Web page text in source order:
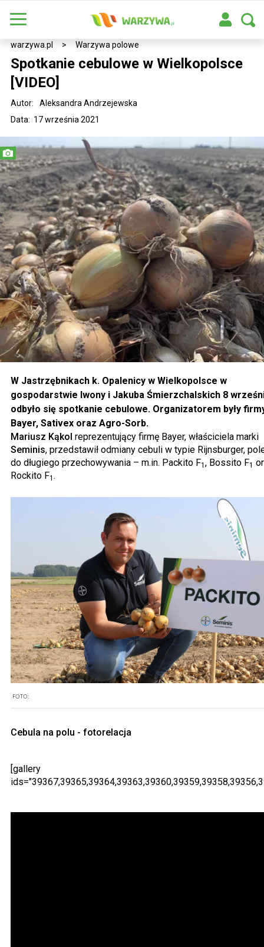
warzywa.pl > Warzywa polowe
Spotkanie cebulowe w Wielkopolsce
[VIDEO]
Data: 17 września 2021
Autor: Aleksandra Andrzejewska
W Jastrzębnikach k. Opalenicy w Wielkopolsce w
gospodarstwie Iwony i Jakuba Śmierzchalskich 8
odbyło się spotkanie cebulowe. Organizatorem były
Bayer, Sativex oraz Agro-Sorb.
Mariusz Kąkol reprezentujący firmę Bayer, właściciela marki
Seminis, przedstawił odmiany cebuli w typie Rijnsburger,
do długiego przechowywania – m.in. Packito F1 , Bossito F1
Rockito F1 .
FOTO:
Cebula na polu - fotorelacja
[gallery